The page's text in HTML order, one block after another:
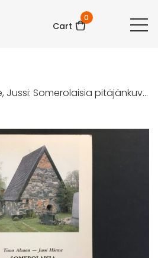
Cart
0
Jussi: Somerolaisia pitäjänkuv...